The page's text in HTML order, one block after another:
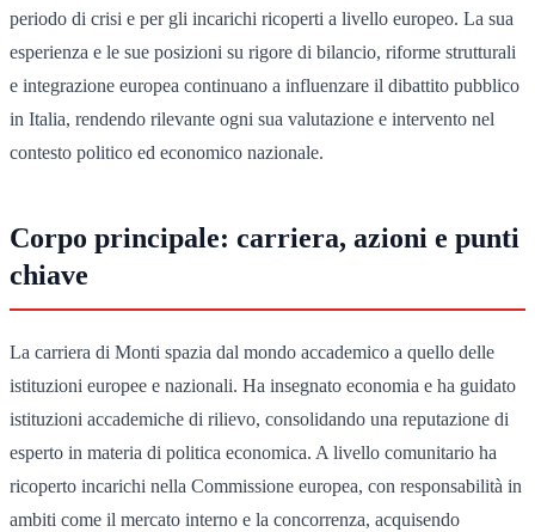
periodo di crisi e per gli incarichi ricoperti a livello europeo. La sua
esperienza e le sue posizioni su rigore di bilancio, riforme strutturali
e integrazione europea continuano a influenzare il dibattito pubblico
in Italia, rendendo rilevante ogni sua valutazione e intervento nel
contesto politico ed economico nazionale.
Corpo principale: carriera, azioni e punti
chiave
La carriera di Monti spazia dal mondo accademico a quello delle
istituzioni europee e nazionali. Ha insegnato economia e ha guidato
istituzioni accademiche di rilievo, consolidando una reputazione di
esperto in materia di politica economica. A livello comunitario ha
ricoperto incarichi nella Commissione europea, con responsabilità in
ambiti come il mercato interno e la concorrenza, acquisendo